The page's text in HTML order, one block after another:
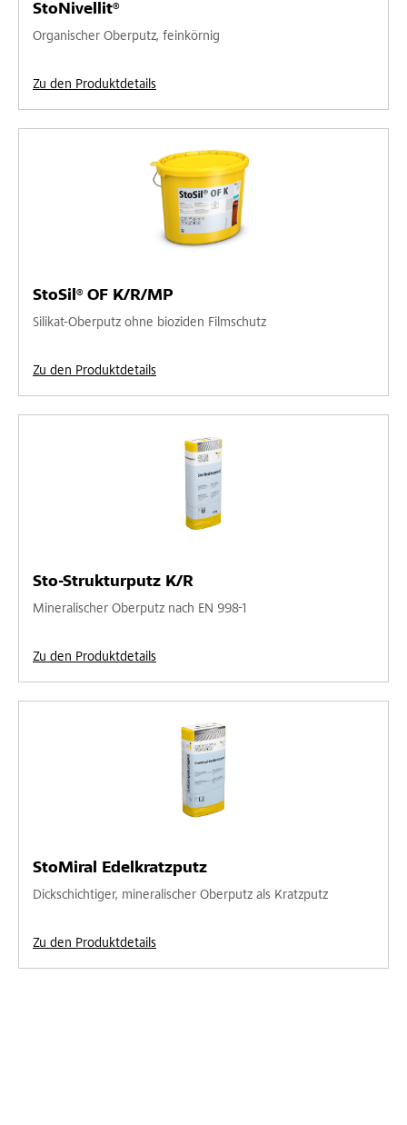
StoNivellit®
Organischer Oberputz, feinkörnig
Zu den Produktdetails
StoSil® OF K/R/MP
Silikat-Oberputz ohne bioziden Filmschutz
Zu den Produktdetails
Sto-Strukturputz K/R
Mineralischer Oberputz nach EN 998-1
Zu den Produktdetails
StoMiral Edelkratzputz
Dickschichtiger, mineralischer Oberputz als Kratzputz
Zu den Produktdetails